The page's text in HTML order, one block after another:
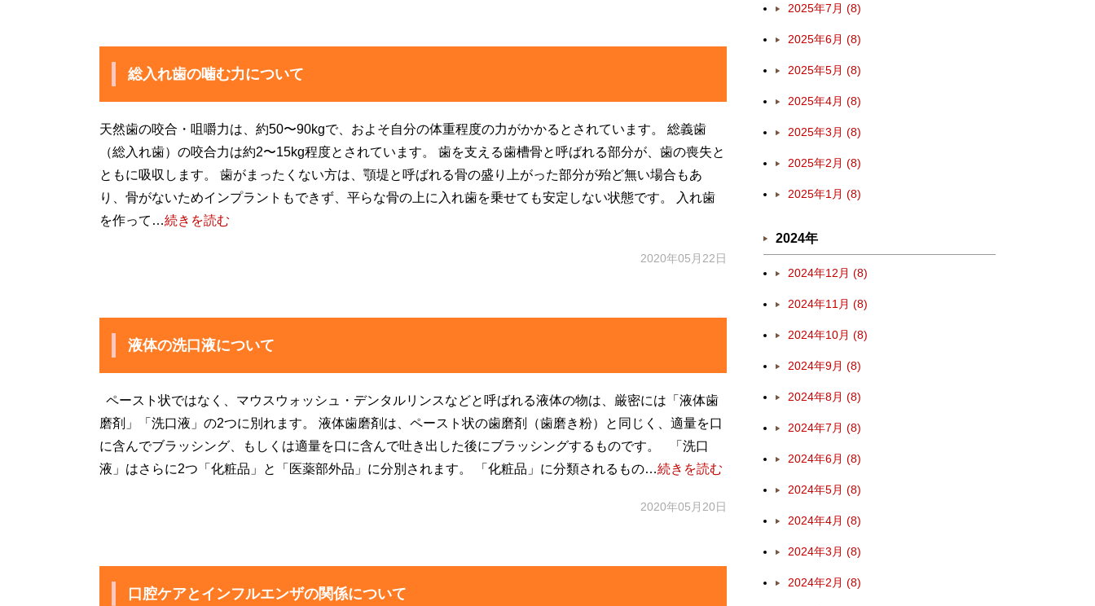
総入れ歯の噛む力について
天然歯の咬合・咀嚼力は、約50〜90kgで、およそ自分の体重程度の力がかかるとされています。 総義歯
（総入れ歯）の咬合力は約2〜15kg程度とされています。 歯を支える歯槽骨と呼ばれる部分が、歯の喪失と
ともに吸収します。 歯がまったくない方は、顎堤と呼ばれる骨の盛り上がった部分が殆ど無い場合もあ
り、骨がないためインプラントもできず、平らな骨の上に入れ歯を乗せても安定しない状態です。 入れ歯
を作って…続きを読む
2020年05月22日
液体の洗口液について
ペースト状ではなく、マウスウォッシュ・デンタルリンスなどと呼ばれる液体の物は、厳密には「液体歯
磨剤」「洗口液」の2つに別れます。 液体歯磨剤は、ペースト状の歯磨剤（歯磨き粉）と同じく、適量を口
に含んでブラッシング、もしくは適量を口に含んで吐き出した後にブラッシングするものです。 「洗口
液」はさらに2つ「化粧品」と「医薬部外品」に分別されます。 「化粧品」に分類されるもの…続きを読む
2020年05月20日
口腔ケアとインフルエンザの関係について
2025年7月 (8)
2025年6月 (8)
2025年5月 (8)
2025年4月 (8)
2025年3月 (8)
2025年2月 (8)
2025年1月 (8)
2024年
2024年12月 (8)
2024年11月 (8)
2024年10月 (8)
2024年9月 (8)
2024年8月 (8)
2024年7月 (8)
2024年6月 (8)
2024年5月 (8)
2024年4月 (8)
2024年3月 (8)
2024年2月 (8)